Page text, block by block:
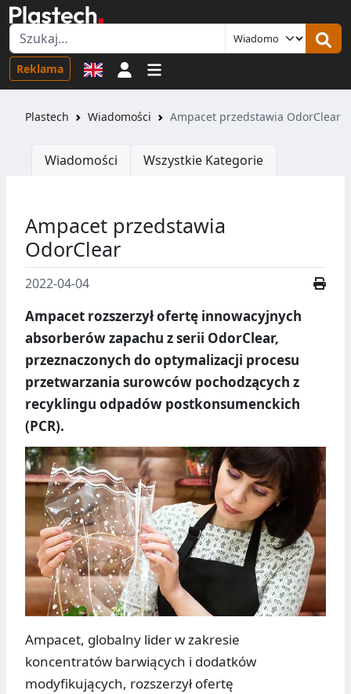
Reklama Logowanie
Plastech Wiadomości Ampacet przedstawia OdorClear
Wiadomości Wszystkie Kategorie
Ampacet przedstawia
OdorClear
2022-04-04
Ampacet rozszerzył ofertę innowacyjnych
absorberów zapachu z serii OdorClear,
przeznaczonych do optymalizacji procesu
przetwarzania surowców pochodzących z
recyklingu odpadów postkonsumenckich
(PCR).
Ampacet, globalny lider w zakresie
koncentratów barwiących i dodatków
modyfikujących, rozszerzył ofertę